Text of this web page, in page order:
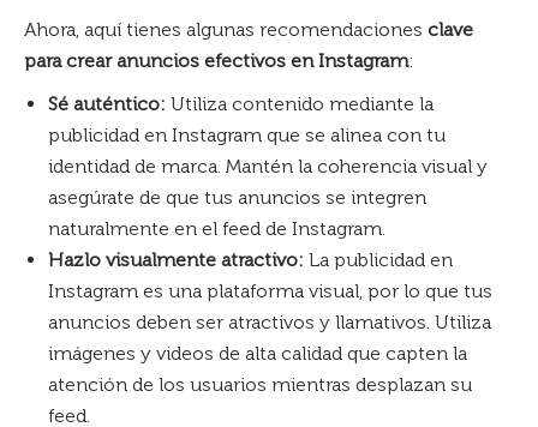
Ahora, aquí tienes algunas recomendaciones clave
para crear anuncios efectivos en Instagram:
Sé auténtico: Utiliza contenido mediante la
publicidad en Instagram que se alinea con tu
identidad de marca. Mantén la coherencia visual y
asegúrate de que tus anuncios se integren
naturalmente en el feed de Instagram.
Hazlo visualmente atractivo: La publicidad en
Instagram es una plataforma visual, por lo que tus
anuncios deben ser atractivos y llamativos. Utiliza
imágenes y videos de alta calidad que capten la
atención de los usuarios mientras desplazan su
feed.